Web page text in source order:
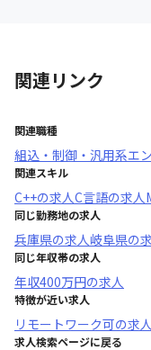
関連リンク
関連職種
組込・制御・汎用系エ
関連スキル
C++の求人C言語の求人
同じ勤務地の求人
兵庫県の求人岐阜県の
同じ年収帯の求人
年収400万円の求人
特徴が近い求人
リモートワーク可の求人
求人検索ページに戻る